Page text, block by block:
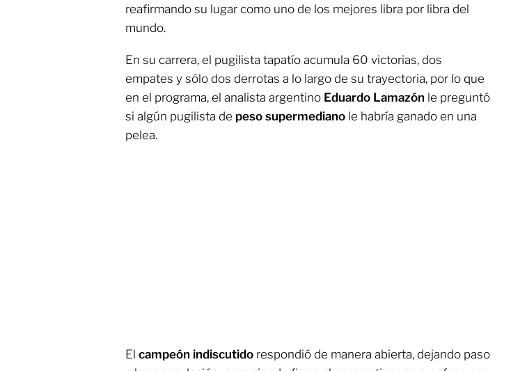
reafirmando su lugar como uno de los mejores libra por libra del
mundo.
En su carrera, el pugilista tapatío acumula 60 victorias, dos
empates y sólo dos derrotas a lo largo de su trayectoria, por lo que
en el programa, el analista argentino Eduardo Lamazón le preguntó
si algún pugilista de peso supermediano le habría ganado en una
pelea.
El campeón indiscutido respondió de manera abierta, dejando paso